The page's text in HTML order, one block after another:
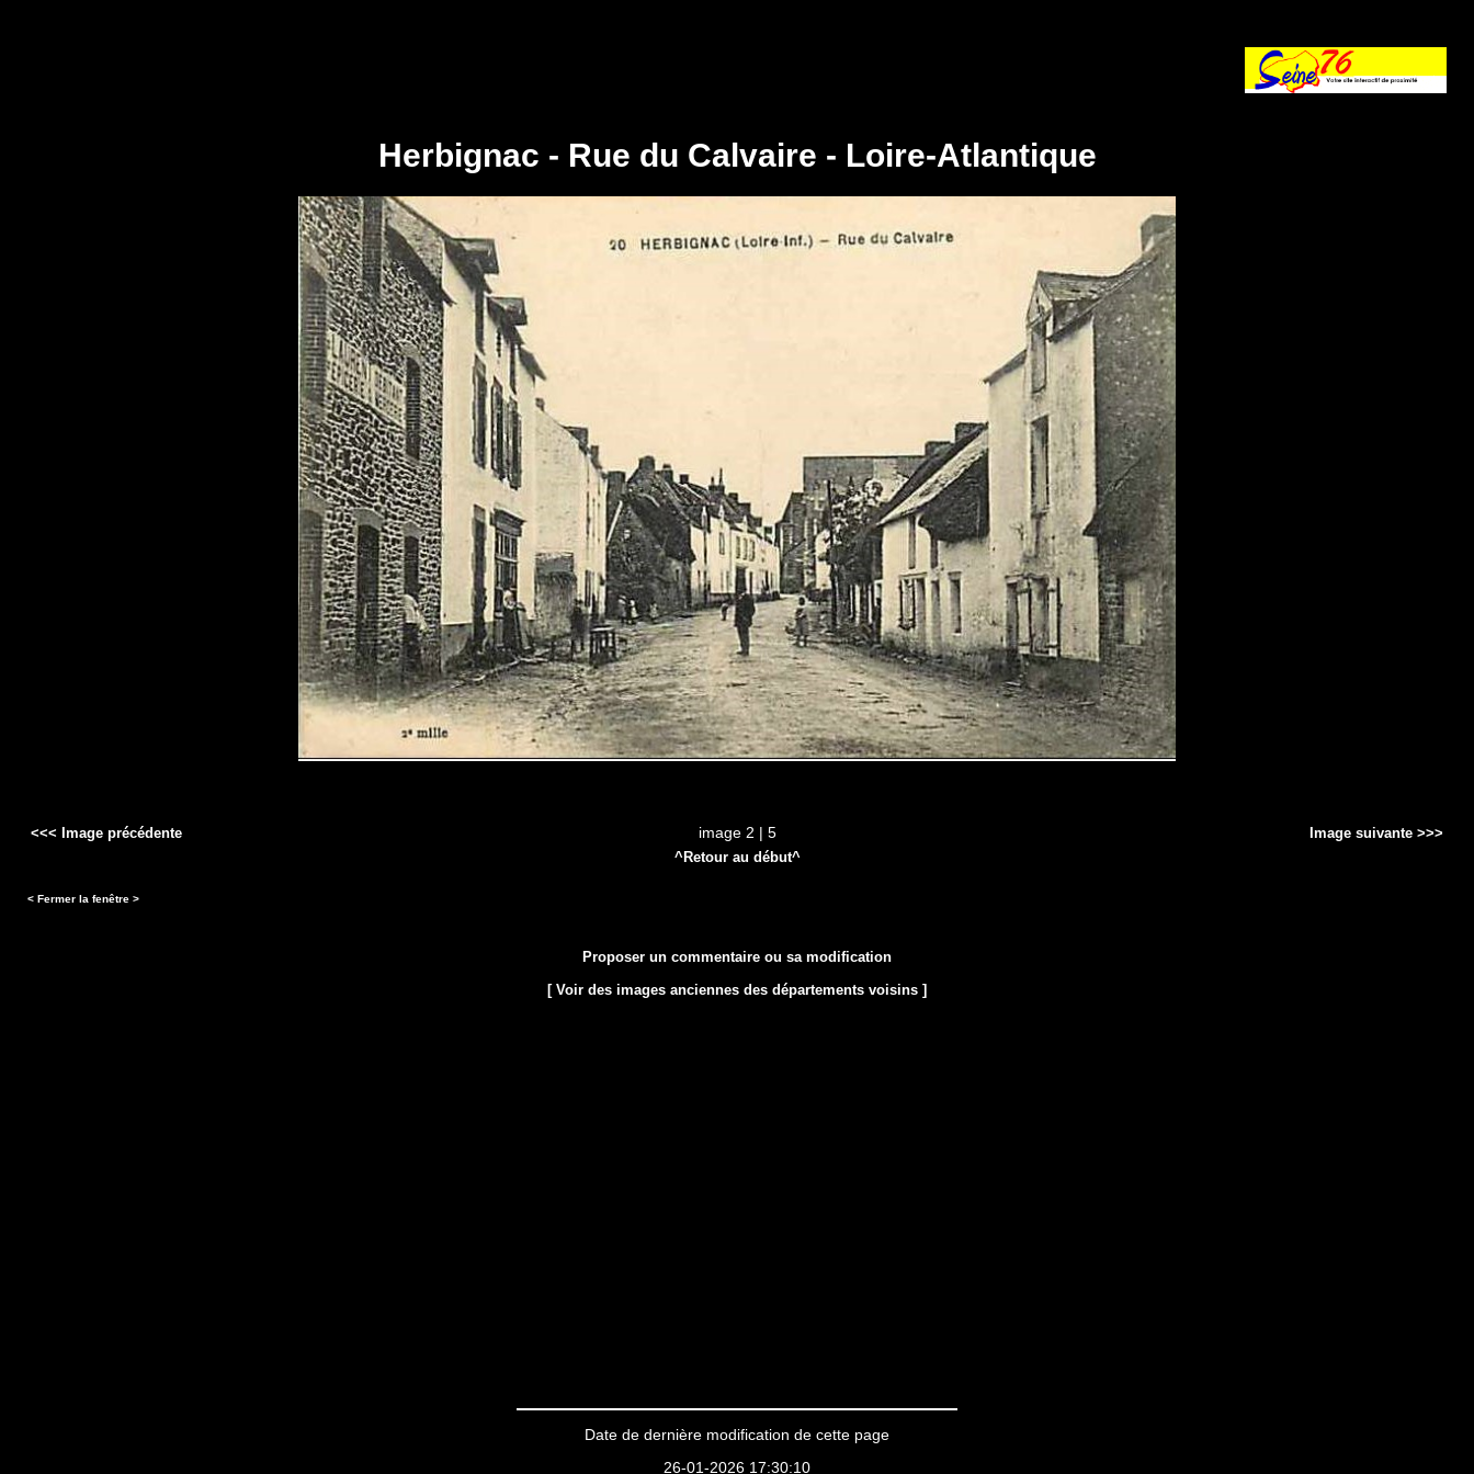
Herbignac - Rue du Calvaire - Loire-Atlantique
<<< Image précédente image 2 | 5
Image suivante >>>
^Retour au début^
< Fermer la fenêtre >
Proposer un commentaire ou sa modification
[ Voir des images anciennes des départements voisins ]
Date de dernière modification de cette page
26-01-2026 17:30:10